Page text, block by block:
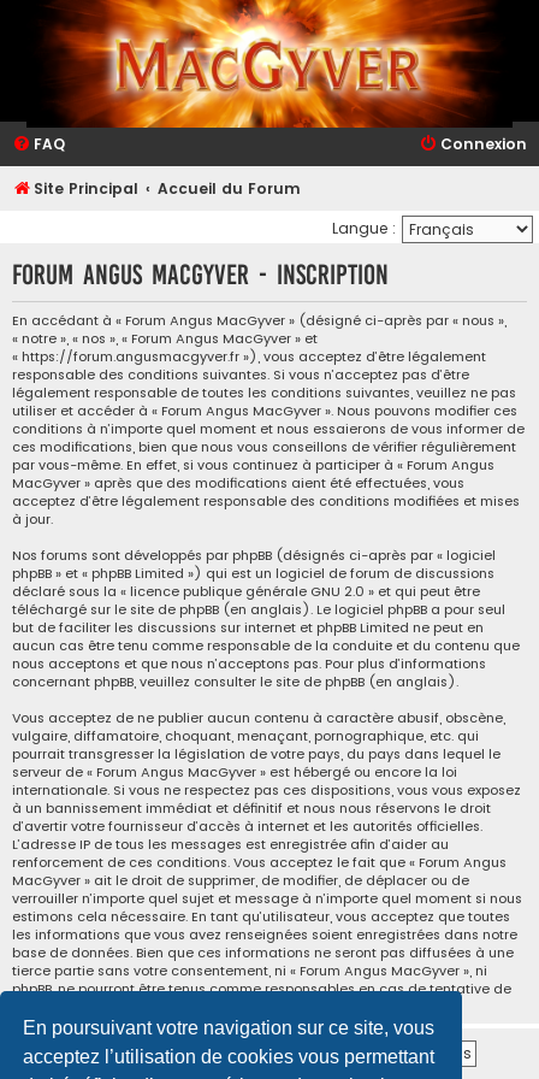
En poursuivant votre navigation sur ce site, vous
acceptez l’utilisation de cookies vous permettant
FAQ Connexion
Site Principal
Accueil du Forum
Langue :
Forum Angus MacGyver - Inscription
En accédant à « Forum Angus MacGyver » (désigné ci-après par « nous »,
« notre », « nos », « Forum Angus MacGyver » et
« https://forum.angusmacgyver.fr »), vous acceptez d’être légalement
responsable des conditions suivantes. Si vous n’acceptez pas d’être
légalement responsable de toutes les conditions suivantes, veuillez ne pas
utiliser et accéder à « Forum Angus MacGyver ». Nous pouvons modifier ces
conditions à n’importe quel moment et nous essaierons de vous informer de
ces modifications, bien que nous vous conseillons de vérifier régulièrement
par vous-même. En effet, si vous continuez à participer à « Forum Angus
MacGyver » après que des modifications aient été effectuées, vous
acceptez d’être légalement responsable des conditions modifiées et mises
à jour.
Nos forums sont développés par phpBB (désignés ci-après par « logiciel
phpBB » et « phpBB Limited ») qui est un logiciel de forum de discussions
déclaré sous la « licence publique générale GNU 2.0 » et qui peut être
téléchargé sur le site de phpBB (en anglais). Le logiciel phpBB a pour seul
but de faciliter les discussions sur internet et phpBB Limited ne peut en
aucun cas être tenu comme responsable de la conduite et du contenu que
nous acceptons et que nous n’acceptons pas. Pour plus d’informations
concernant phpBB, veuillez consulter le site de phpBB (en anglais).
Vous acceptez de ne publier aucun contenu à caractère abusif, obscène,
vulgaire, diffamatoire, choquant, menaçant, pornographique, etc. qui
pourrait transgresser la législation de votre pays, du pays dans lequel le
serveur de « Forum Angus MacGyver » est hébergé ou encore la loi
internationale. Si vous ne respectez pas ces dispositions, vous vous exposez
à un bannissement immédiat et définitif et nous nous réservons le droit
d’avertir votre fournisseur d’accès à internet et les autorités officielles.
L’adresse IP de tous les messages est enregistrée afin d’aider au
renforcement de ces conditions. Vous acceptez le fait que « Forum Angus
MacGyver » ait le droit de supprimer, de modifier, de déplacer ou de
verrouiller n’importe quel sujet et message à n’importe quel moment si nous
estimons cela nécessaire. En tant qu’utilisateur, vous acceptez que toutes
les informations que vous avez renseignées soient enregistrées dans notre
base de données. Bien que ces informations ne seront pas diffusées à une
tierce partie sans votre consentement, ni « Forum Angus MacGyver », ni
phpBB, ne pourront être tenus comme responsables en cas de tentative de